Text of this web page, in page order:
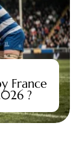
France
?